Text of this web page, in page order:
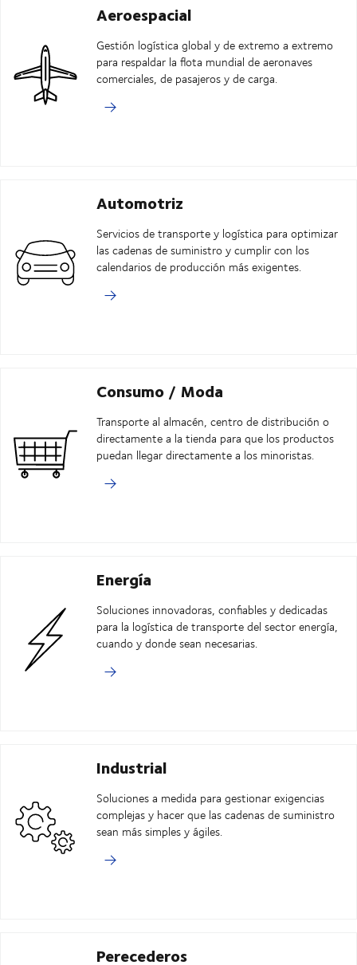
Aeroespacial
Gestión logística global y de extremo a extremo
para respaldar la flota mundial de aeronaves
comerciales, de pasajeros y de carga.
Automotriz
Servicios de transporte y logística para optimizar
las cadenas de suministro y cumplir con los
calendarios de producción más exigentes.
Consumo / Moda
Transporte al almacén, centro de distribución o
directamente a la tienda para que los productos
puedan llegar directamente a los minoristas.
Energía
Soluciones innovadoras, confiables y dedicadas
para la logística de transporte del sector energía,
cuando y donde sean necesarias.
Industrial
Soluciones a medida para gestionar exigencias
complejas y hacer que las cadenas de suministro
sean más simples y ágiles.
Perecederos